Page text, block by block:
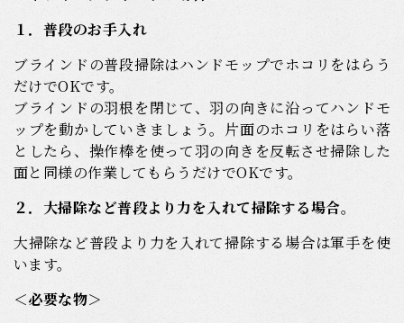
１．普段のお手入れ
ブラインドの普段掃除はハンドモップでホコリをはらう
だけでOKです。
ブラインドの羽根を閉じて、羽の向きに沿ってハンドモ
ップを動かしていきましょう。片面のホコリをはらい落
としたら、操作棒を使って羽の向きを反転させ掃除した
面と同様の作業してもらうだけでOKです。
２．大掃除など普段より力を入れて掃除する場合。
大掃除など普段より力を入れて掃除する場合は軍手を使
います。
＜必要な物＞